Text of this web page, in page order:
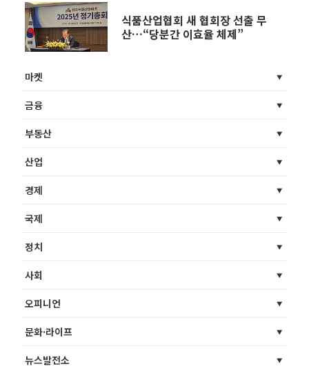
식품산업협회 새 협회장 선출 무
산…“당분간 이효율 체제”
마켓
금융
부동산
산업
경제
국제
정치
사회
오피니언
문화·라이프
뉴스발전소